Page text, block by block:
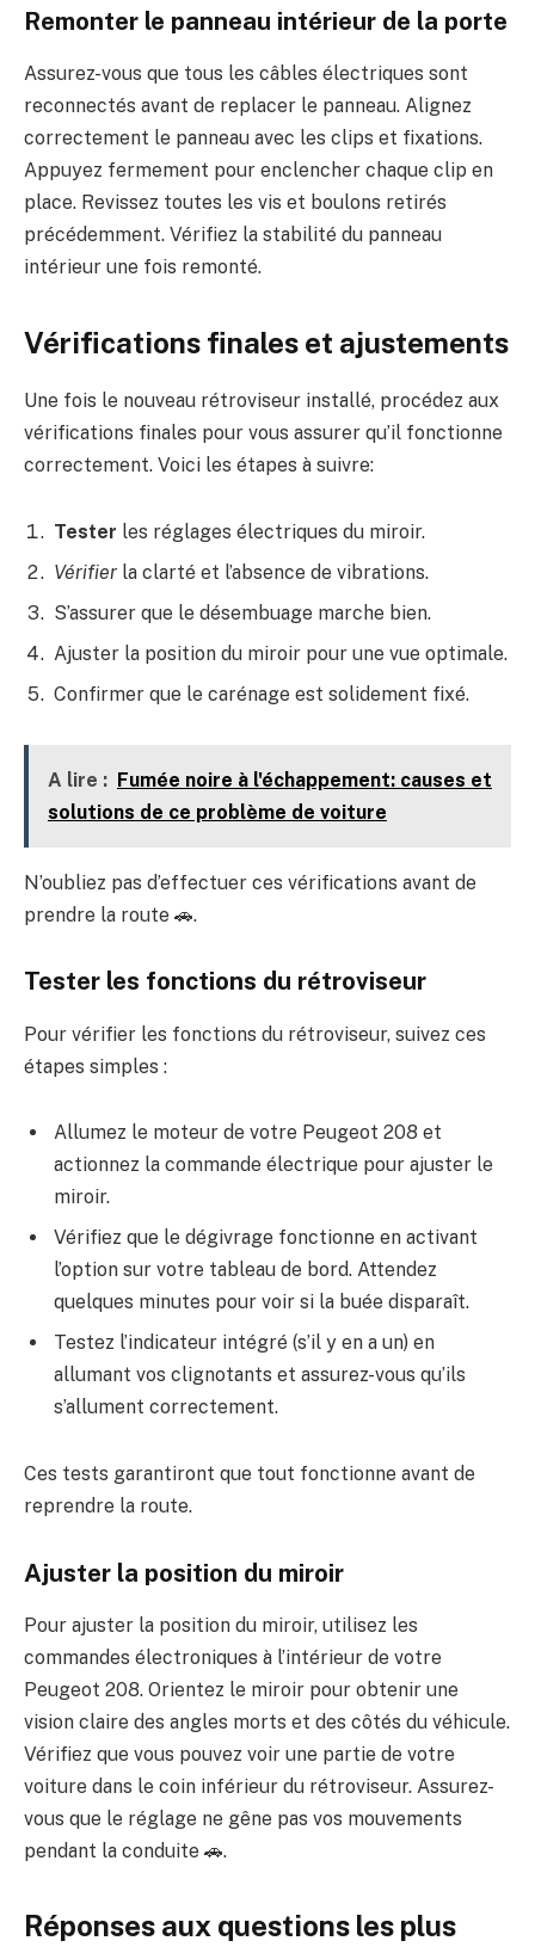
Remonter le panneau intérieur de la porte
Assurez-vous que tous les câbles électriques sont
reconnectés avant de replacer le panneau. Alignez
correctement le panneau avec les clips et fixations.
Appuyez fermement pour enclencher chaque clip en
place. Revissez toutes les vis et boulons retirés
précédemment. Vérifiez la stabilité du panneau
intérieur une fois remonté.
Vérifications finales et ajustements
Une fois le nouveau rétroviseur installé, procédez aux
vérifications finales pour vous assurer qu’il fonctionne
correctement. Voici les étapes à suivre:
Tester les réglages électriques du miroir.
Vérifier la clarté et l’absence de vibrations.
S’assurer que le désembuage marche bien.
Ajuster la position du miroir pour une vue optimale.
Confirmer que le carénage est solidement fixé.
A lire : Fumée noire à l'échappement: causes et
solutions de ce problème de voiture
N’oubliez pas d’effectuer ces vérifications avant de
prendre la route 🚗.
Tester les fonctions du rétroviseur
Pour vérifier les fonctions du rétroviseur, suivez ces
étapes simples :
Allumez le moteur de votre Peugeot 208 et
actionnez la commande électrique pour ajuster le
miroir.
Vérifiez que le dégivrage fonctionne en activant
l’option sur votre tableau de bord. Attendez
quelques minutes pour voir si la buée disparaît.
Testez l’indicateur intégré (s’il y en a un) en
allumant vos clignotants et assurez-vous qu’ils
s’allument correctement.
Ces tests garantiront que tout fonctionne avant de
reprendre la route.
Ajuster la position du miroir
Pour ajuster la position du miroir, utilisez les
commandes électroniques à l’intérieur de votre
Peugeot 208. Orientez le miroir pour obtenir une
vision claire des angles morts et des côtés du véhicule.
Vérifiez que vous pouvez voir une partie de votre
voiture dans le coin inférieur du rétroviseur. Assurez-
vous que le réglage ne gêne pas vos mouvements
pendant la conduite 🚗.
Réponses aux questions les plus